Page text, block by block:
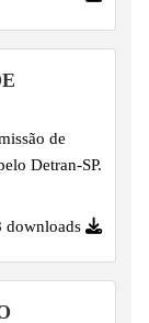
de
Detran-SP.
downloads